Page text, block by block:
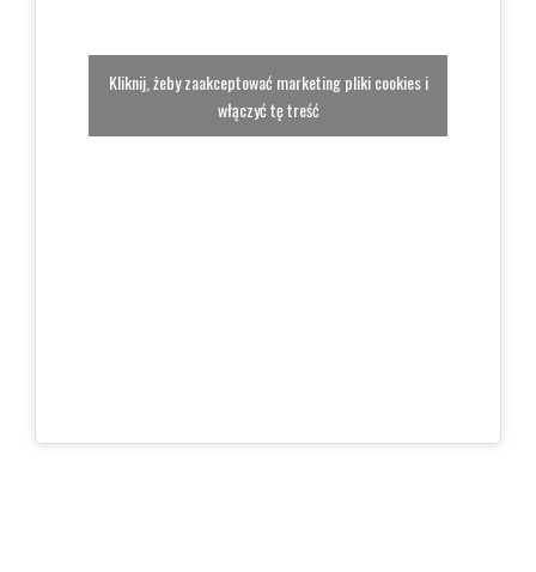
Kliknij, żeby zaakceptować marketing pliki cookies i
włączyć tę treść